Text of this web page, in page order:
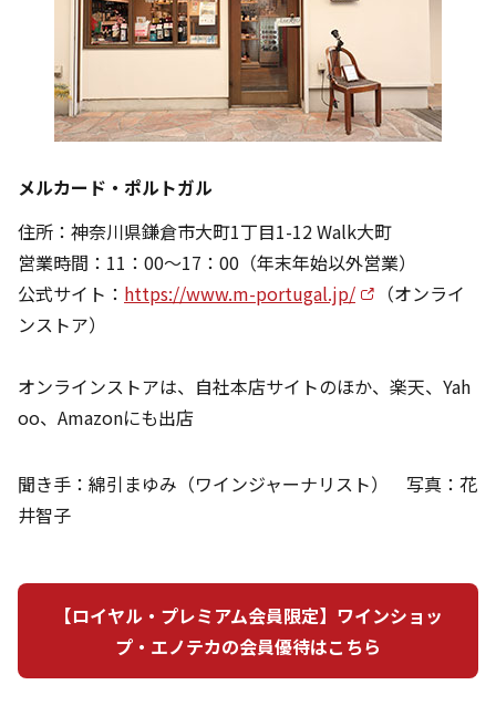
メルカード・ポルトガル
住所：神奈川県鎌倉市大町1丁目1-12 Walk大町
営業時間：11：00～17：00（年末年始以外営業）
公式サイト： https://www.m-portugal.jp/
（オンライ
ンストア）
オンラインストアは、自社本店サイトのほか、楽天、Yah
oo、Amazonにも出店
聞き手：綿引まゆみ（ワインジャーナリスト） 写真：花
井智子
【ロイヤル・プレミアム会員限定】ワインショッ
プ・エノテカの会員優待はこちら